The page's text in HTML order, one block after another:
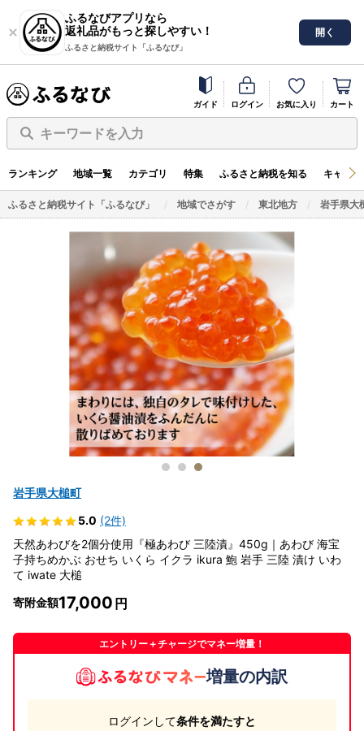
ふるなびアプリなら
返礼品がもっと探しやすい！
ふるさと納税サイト「ふるなび」
開く
ガイド ログイン お気に入り カート
キーワードを入力
ランキング 地域一覧 カテゴリ 特集 ふるさと納税を知る キャン
ふるさと納税サイト「ふるなび」 地域でさがす 東北地方 岩手県大
岩手県大槌町
5.0 (2件)
天然あわびを2個分使用『極あわび 三陸漬』450g｜あわび 海宝
子持ちめかぶ おせち いくら イクラ ikura 鮑 岩手 三陸 漬け いわ
て iwate 大槌
寄附金額17,000
エントリー＋チャージでマネー増量！
増量の内訳
ログインして条件を満たすと